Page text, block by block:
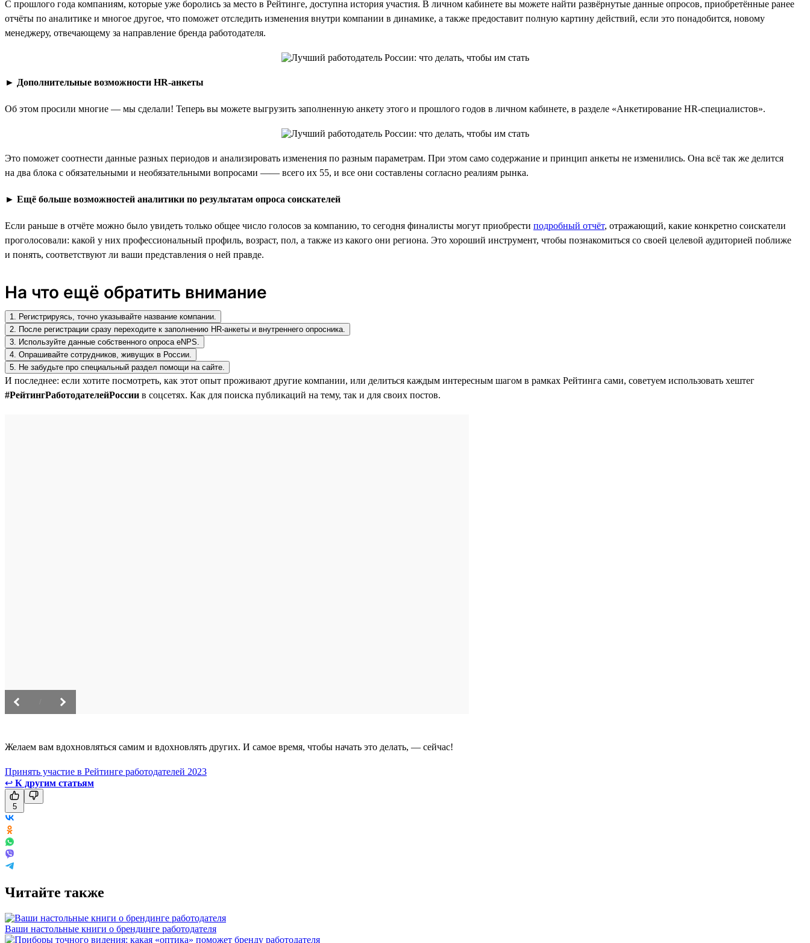
С прошлого года компаниям, которые уже боролись за место в Рейтинге, доступна история участия. В личном кабинете вы можете найти развёрнутые данные опросов, приобретённые ранее
отчёты по аналитике и многое другое, что поможет отследить изменения внутри компании в динамике, а также предоставит полную картину действий, если это понадобится, новому
менеджеру, отвечающему за направление бренда работодателя.
► Дополнительные возможности HR-анкеты
Об этом просили многие — мы сделали! Теперь вы можете выгрузить заполненную анкету этого и прошлого годов в личном кабинете, в разделе «Анкетирование HR-специалистов».
Это поможет соотнести данные разных периодов и анализировать изменения по разным параметрам. При этом само содержание и принцип анкеты не изменились. Она всё так же делится
на два блока с обязательными и необязательными вопросами —— всего их 55, и все они составлены согласно реалиям рынка.
► Ещё больше возможностей аналитики по результатам опроса соискателей
Если раньше в отчёте можно было увидеть только общее число голосов за компанию, то сегодня финалисты могут приобрести подробный отчёт, отражающий, какие конкретно соискатели
проголосовали: какой у них профессиональный профиль, возраст, пол, а также из какого они региона. Это хороший инструмент, чтобы познакомиться со своей целевой аудиторией поближе
и понять, соответствуют ли ваши представления о ней правде.
На что ещё обратить внимание
1. Регистрируясь, точно указывайте название компании.
2. После регистрации сразу переходите к заполнению HR-анкеты и внутреннего опросника.
3. Используйте данные собственного опроса eNPS.
4. Опрашивайте сотрудников, живущих в России.
5. Не забудьте про специальный раздел помощи на сайте.
И последнее: если хотите посмотреть, как этот опыт проживают другие компании, или делиться каждым интересным шагом в рамках Рейтинга сами, советуем использовать хештег
#РейтингРаботодателейРоссии в соцсетях. Как для поиска публикаций на тему, так и для своих постов.
Желаем вам вдохновляться самим и вдохновлять других. И самое время, чтобы начать это делать, — сейчас!
Принять участие в Рейтинге работодателей 2023
↩ К другим статьям
5
Читайте также
Ваши настольные книги о брендинге работодателя